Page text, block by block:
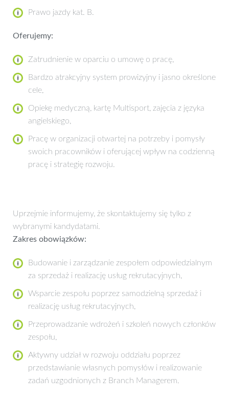
Prawo jazdy kat. B.
Oferujemy:
Zatrudnienie w oparciu o umowę o pracę,
Bardzo atrakcyjny system prowizyjny i jasno określone
cele,
Opiekę medyczną, kartę Multisport, zajęcia z języka
angielskiego,
Pracę w organizacji otwartej na potrzeby i pomysły
swoich pracowników i oferującej wpływ na codzienną
pracę i strategię rozwoju.
Uprzejmie informujemy, że skontaktujemy się tylko z
wybranymi kandydatami.
Zakres obowiązków:
Budowanie i zarządzanie zespołem odpowiedzialnym
za sprzedaż i realizację usług rekrutacyjnych,
Wsparcie zespołu poprzez samodzielną sprzedaż i
realizację usług rekrutacyjnych,
Przeprowadzanie wdrożeń i szkoleń nowych członków
zespołu,
Aktywny udział w rozwoju oddziału poprzez
przedstawianie własnych pomysłów i realizowanie
zadań uzgodnionych z Branch Managerem.